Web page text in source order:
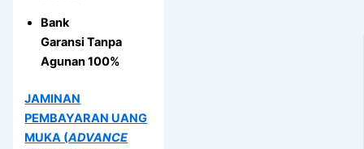
Bank
Garansi Tanpa
Agunan 100%
JAMINAN
PEMBAYARAN UANG
MUKA (ADVANCE